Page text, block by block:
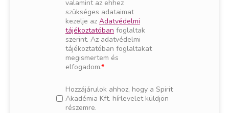
valamint az ehhez
szükséges adataimat
kezelje az Adatvédelmi
tájékoztatóban foglaltak
szerint. Az adatvédelmi
tájékoztatóban foglaltakat
megismertem és
elfogadom.
Hozzájárulok ahhoz, hogy a Spirit
Akadémia Kft. hírlevelet küldjön
részemre.